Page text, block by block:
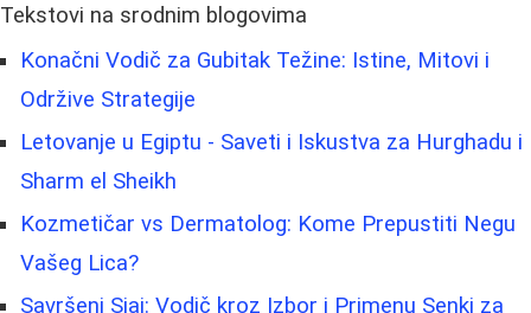
Tekstovi na srodnim blogovima
Konačni Vodič za Gubitak Težine: Istine, Mitovi i
Održive Strategije
Letovanje u Egiptu - Saveti i Iskustva za Hurghadu i
Sharm el Sheikh
Kozmetičar vs Dermatolog: Kome Prepustiti Negu
Vašeg Lica?
Savršeni Sjaj: Vodič kroz Izbor i Primenu Senki za